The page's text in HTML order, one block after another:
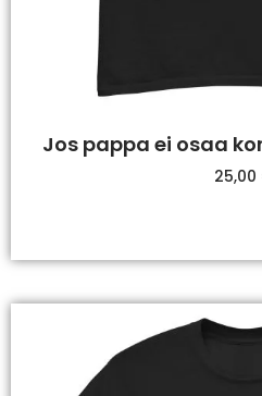
Jos pappa ei osaa
25,00